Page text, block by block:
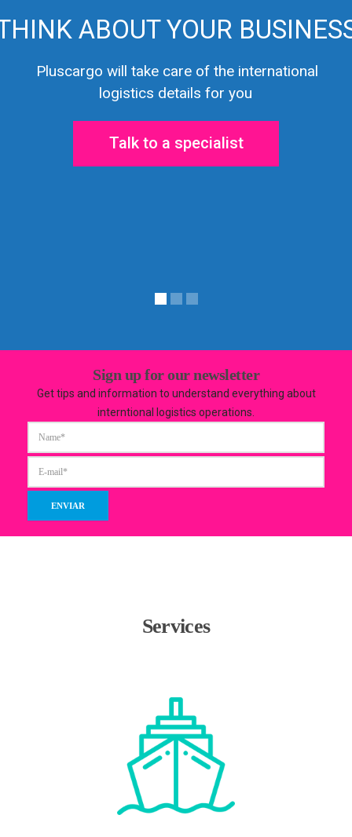
Sign up for our newsletter
Get tips and information to understand everything about
interntional logistics operations.
Services